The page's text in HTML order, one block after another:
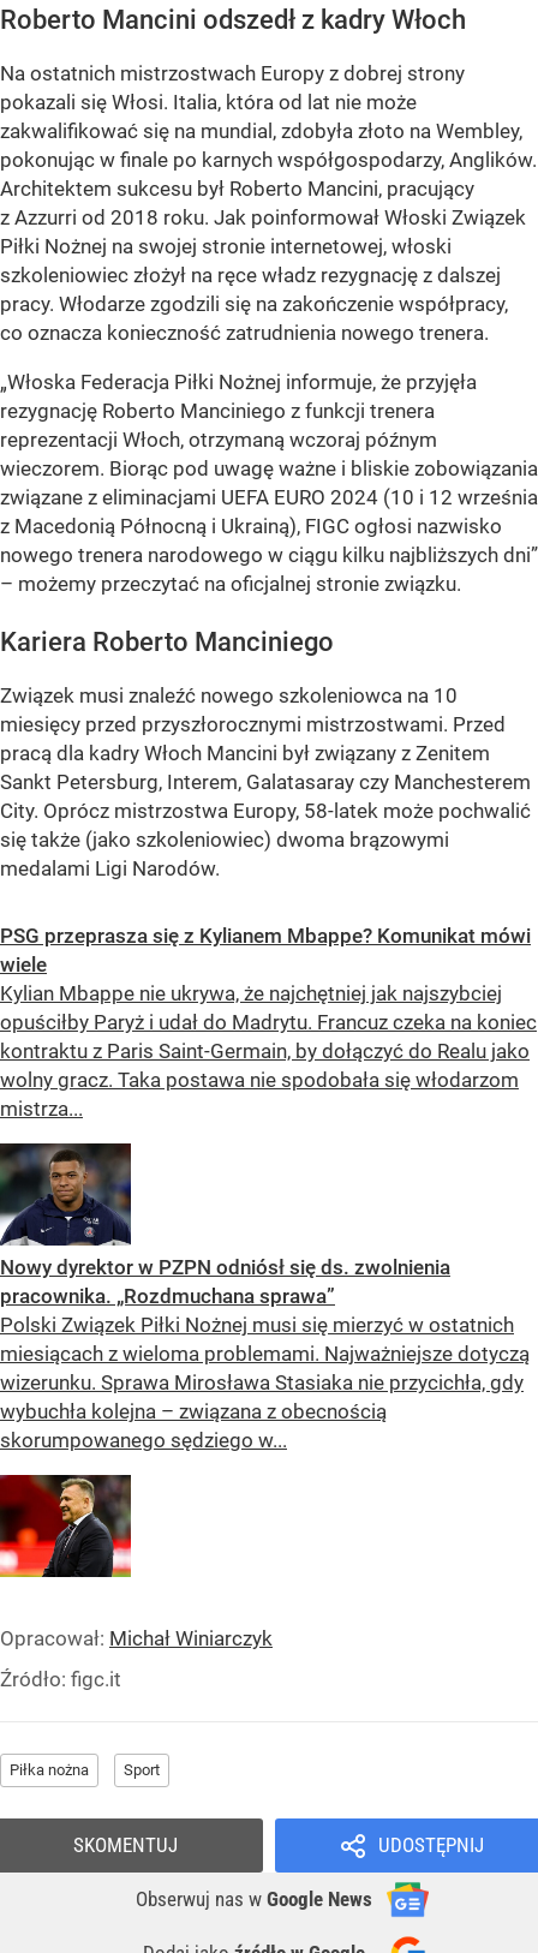
Roberto Mancini odszedł z kadry Włoch
Na ostatnich mistrzostwach Europy z dobrej strony
pokazali się Włosi. Italia, która od lat nie może
zakwalifikować się na mundial, zdobyła złoto na Wembley,
pokonując w finale po karnych współgospodarzy, Anglików.
Architektem sukcesu był Roberto Mancini, pracujący
z Azzurri od 2018 roku. Jak poinformował Włoski Związek
Piłki Nożnej na swojej stronie internetowej, włoski
szkoleniowiec złożył na ręce władz rezygnację z dalszej
pracy. Włodarze zgodzili się na zakończenie współpracy,
co oznacza konieczność zatrudnienia nowego trenera.
„Włoska Federacja Piłki Nożnej informuje, że przyjęła
rezygnację Roberto Manciniego z funkcji trenera
reprezentacji Włoch, otrzymaną wczoraj późnym
wieczorem. Biorąc pod uwagę ważne i bliskie zobowiązania
związane z eliminacjami UEFA EURO 2024 (10 i 12 września
z Macedonią Północną i Ukrainą), FIGC ogłosi nazwisko
nowego trenera narodowego w ciągu kilku najbliższych dni”
– możemy przeczytać na oficjalnej stronie związku.
Kariera Roberto Manciniego
Związek musi znaleźć nowego szkoleniowca na 10
miesięcy przed przyszłorocznymi mistrzostwami. Przed
pracą dla kadry Włoch Mancini był związany z Zenitem
Sankt Petersburg, Interem, Galatasaray czy Manchesterem
City. Oprócz mistrzostwa Europy, 58-latek może pochwalić
się także (jako szkoleniowiec) dwoma brązowymi
medalami Ligi Narodów.
PSG przeprasza się z Kylianem Mbappe? Komunikat mówi
wiele
Kylian Mbappe nie ukrywa, że najchętniej jak najszybciej
opuściłby Paryż i udał do Madrytu. Francuz czeka na koniec
kontraktu z Paris Saint-Germain, by dołączyć do Realu jako
wolny gracz. Taka postawa nie spodobała się włodarzom
mistrza...
Nowy dyrektor w PZPN odniósł się ds. zwolnienia
pracownika. „Rozdmuchana sprawa”
Polski Związek Piłki Nożnej musi się mierzyć w ostatnich
miesiącach z wieloma problemami. Najważniejsze dotyczą
wizerunku. Sprawa Mirosława Stasiaka nie przycichła, gdy
wybuchła kolejna – związana z obecnością
skorumpowanego sędziego w...
Opracował: Michał Winiarczyk
Źródło: figc.it
Piłka nożna Sport
UDOSTĘPNIJ
Obserwuj nas w Google News
SKOMENTUJ